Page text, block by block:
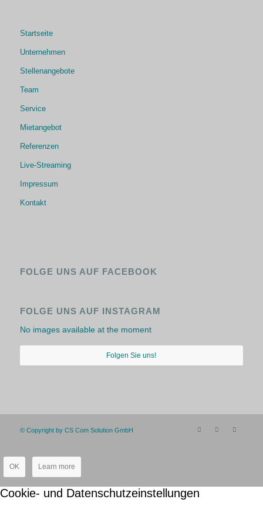
Startseite
Unternehmen
Stellenangebote
Team
Service
Mietangebot
Referenzen
Live-Streaming
Impressum
Kontakt
FOLGE UNS AUF FACEBOOK
FOLGE UNS AUF INSTAGRAM
No images available at the moment
Folgen Sie uns!
© Copyright by CS Com Solution GmbH
OK Learn more
Cookie- und Datenschutzeinstellungen